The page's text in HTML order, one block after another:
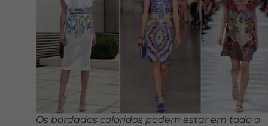
Os bordados coloridos podem estar em todo o